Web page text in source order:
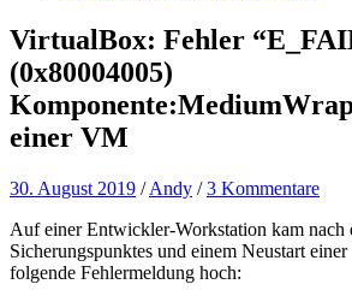
VirtualBox: Fehler
(0x80004005)
einer VM
30. August 2019 /Andy /3 Kommentare
Auf einer Entwickler-Workstation kam nach
Sicherungspunktes und einem Neustart
folgende Fehlermeldung hoch: